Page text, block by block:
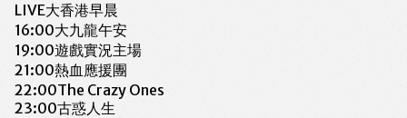
LIVE大香港早晨
16:00大九龍午安
19:00遊戲實況主場
21:00熱血應援團
22:00The Crazy Ones
23:00古惑人生